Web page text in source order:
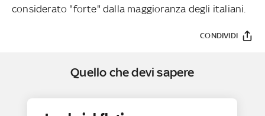
considerato "forte" dalla maggioranza degli italiani.
CONDIVIDI
Quello che devi sapere